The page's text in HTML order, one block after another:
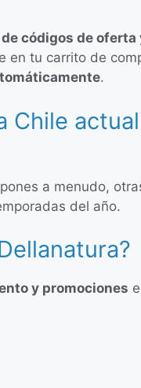
códigos de oferta
en tu carrito de
.
Chile
a menudo,
del año.
y promociones